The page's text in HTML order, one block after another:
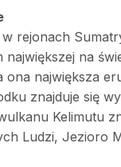
rejonach
największej na
ona największa
znajduje się
Kelimutu
Ludzi, Jezioro